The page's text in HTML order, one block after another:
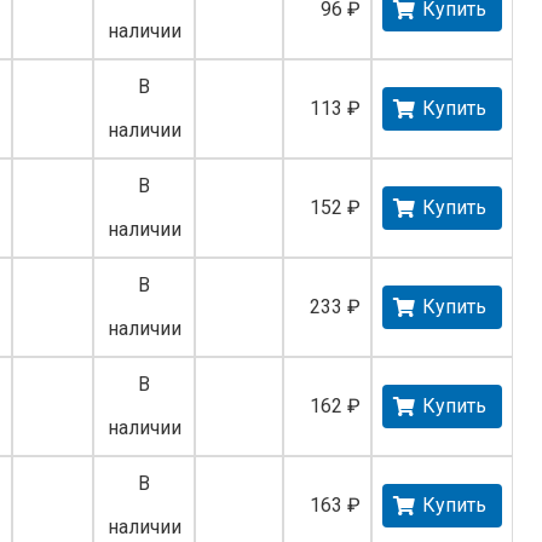
наличии
96 ₽ Купить
В
наличии
113 ₽ Купить
В
наличии
152 ₽ Купить
В
наличии
233 ₽ Купить
В
наличии
162 ₽ Купить
В
наличии
163 ₽ Купить